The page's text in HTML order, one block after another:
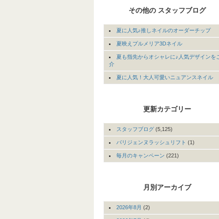
その他の スタッフブログ
夏に人気♪推しネイルのオーダーチップ
夏映えプルメリア3Dネイル
夏も指先からオシャレに♪人気デザインを
介
夏に人気！大人可愛いニュアンスネイル
更新カテゴリー
スタッフブログ (5,125)
パリジェンヌラッシュリフト (1)
毎月のキャンペーン (221)
月別アーカイブ
2026年8月 (2)